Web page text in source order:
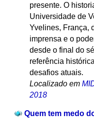
presente. O
Universidade de
Yvelines, França,
imprensa e o
desde o final do
referência
desafios atuais.
Localizado em
2018
Quem tem medo